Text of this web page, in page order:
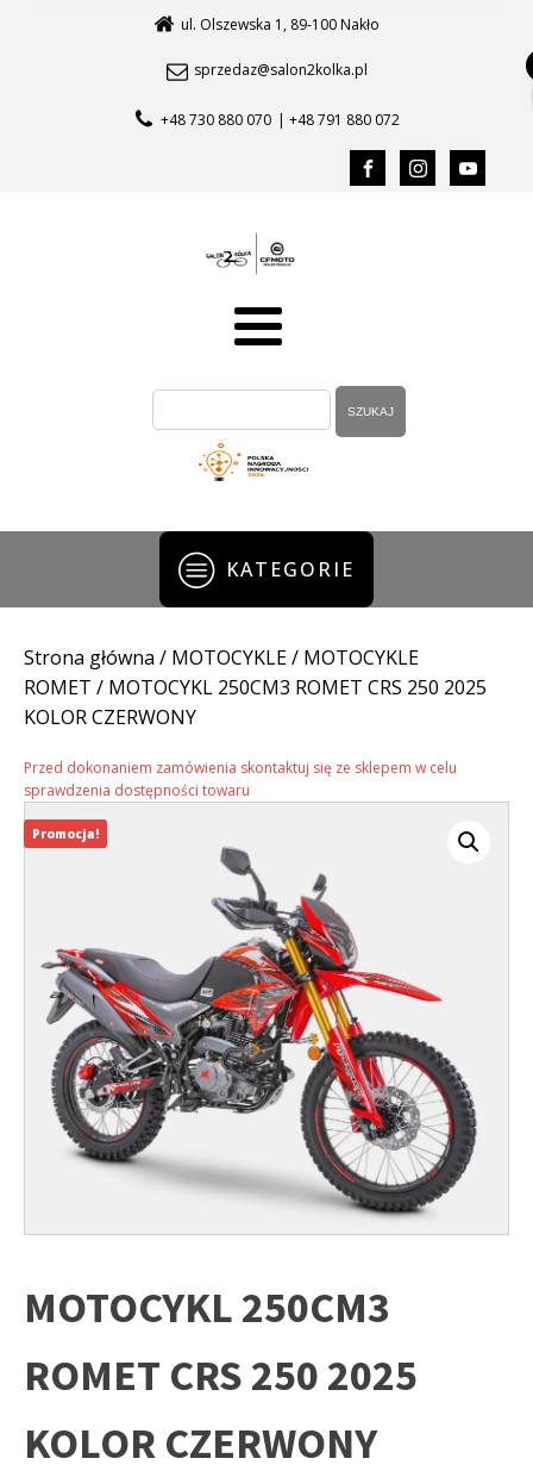
ul. Olszewska 1, 89-100 Nakło
sprzedaz@salon2kolka.pl
+48 730 880 070 | +48 791 880 072
KATEGORIE
Strona główna / MOTOCYKLE/ MOTOCYKLE
ROMET / MOTOCYKL 250CM3 ROMET CRS 250 2025
KOLOR CZERWONY
Przed dokonaniem zamówienia skontaktuj się ze sklepem w celu
sprawdzenia dostępności towaru
MOTOCYKL 250CM3
ROMET CRS 250 2025
KOLOR CZERWONY
Promocja!